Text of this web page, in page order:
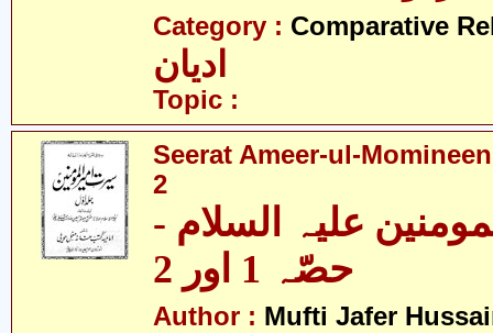
Category : Comparative
ادیان
Topic :
Seerat Ameer-ul-
2
علیہ السلام -
حصّہ 1 اور 2
Author : Mufti Jafer